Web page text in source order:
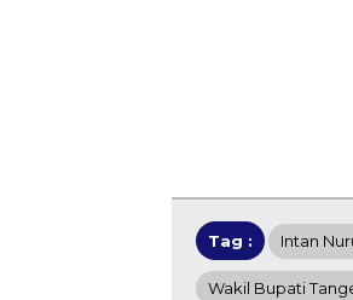
Tag : Intan
Wakil Bupati